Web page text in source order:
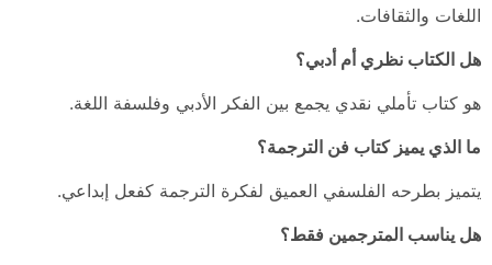
اللغات والثقافات.
هل الكتاب نظري أم أدبي؟
هو كتاب تأملي نقدي يجمع بين الفكر الأدبي وفلسفة اللغة.
ما الذي يميز كتاب فن الترجمة؟
يتميز بطرحه الفلسفي العميق لفكرة الترجمة كفعل إبداعي.
هل يناسب المترجمين فقط؟